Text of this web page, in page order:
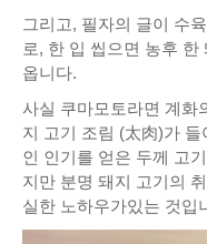
그리고, 필자의 글이 수
로, 한 입 씹으면 농후
옵니다.
사실 쿠마모토라면 계화
지 고기 조림 (太肉)가 들
인 인기를 얻은 두께 고
지만 분명 돼지 고기의
실한 노하우가있는 것입